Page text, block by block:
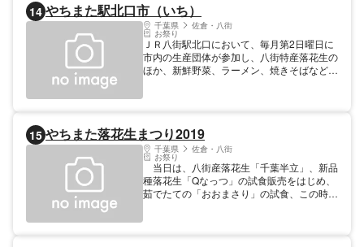
14 やちまた駅北口市（いち）
千葉県 佐倉・八街
お祭り
ＪＲ八街駅北口において、毎月第2日曜日に
市内の生産団体が参加し、八街特産落花生の
ほか、新鮮野菜、ラーメン、焼きそばなどの
15 やちまた落花生まつり2019
千葉県 佐倉・八街
お祭り
当日は、八街産落花生「千葉半立」、新品
種落花生「Qなっつ」の試食販売をはじめ、
茹でたての「おおまさり」の試食、この時期